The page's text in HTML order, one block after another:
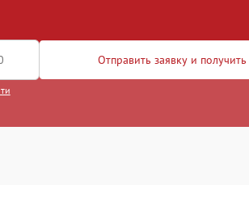
Отправить заявку и